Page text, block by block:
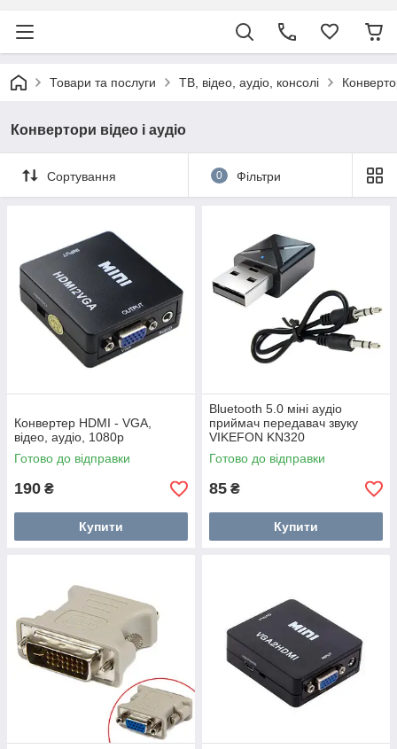
Товари та послуги ТВ, відео, аудіо, консолі
Конвертори відео і аудіо
Сортування 0 Фільтри
Конвертер HDMI - VGA,
відео, аудіо, 1080p
Готово до відправки
190 ₴
Купити
Bluetooth 5.0 міні аудіо
приймач передавач звуку
VIKEFON KN320
Готово до відправки
85 ₴
Купити